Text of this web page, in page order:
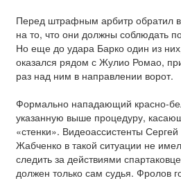
Перед штрафным арбитр обратил
на то, что они должны соблюдать
Но еще до удара Барко один из
оказался рядом с Жулио Ромао,
раз над ним в направлении ворот.
Формально нападающий красно-
указанную выше процедуру,
«стенки». Видеоассистенты
Жабченко в такой ситуации не
следить за действиями
должен только сам судья. Фролов